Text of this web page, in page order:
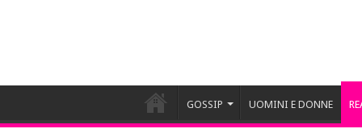
GOSSIP UOMINI E DONNE